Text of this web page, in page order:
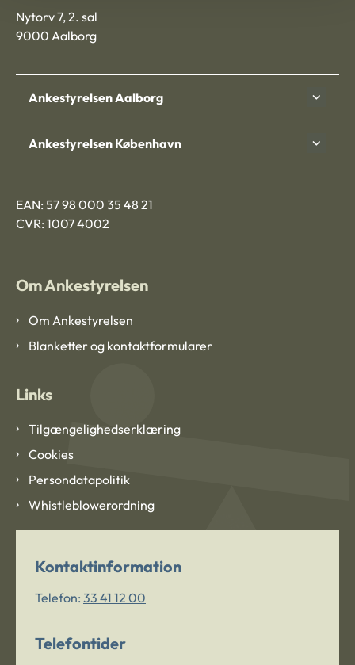
Nytorv 7, 2. sal
9000 Aalborg
Ankestyrelsen Aalborg
Ankestyrelsen København
EAN: 57 98 000 35 48 21
CVR: 1007 4002
Om Ankestyrelsen
Om Ankestyrelsen
Blanketter og kontaktformularer
Links
Tilgængelighedserklæring
Cookies
Persondatapolitik
Whistleblowerordning
Kontaktinformation
Telefon: 33 41 12 00
Telefontider